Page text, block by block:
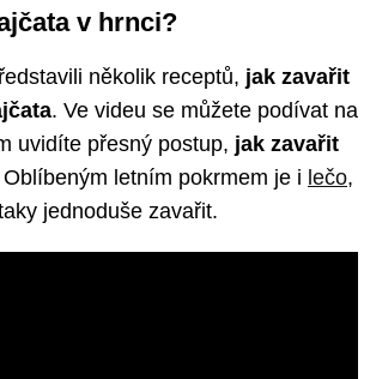
v hrnci?
několik receptů, jak zavařit
. Ve videu se můžete podívat na
uvidíte přesný postup, jak zavařit
Oblíbeným letním pokrmem je i lečo,
jednoduše zavařit.